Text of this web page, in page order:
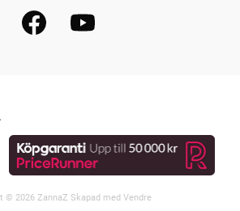
.
© 2026 ZannaZ Skapad med Vendre